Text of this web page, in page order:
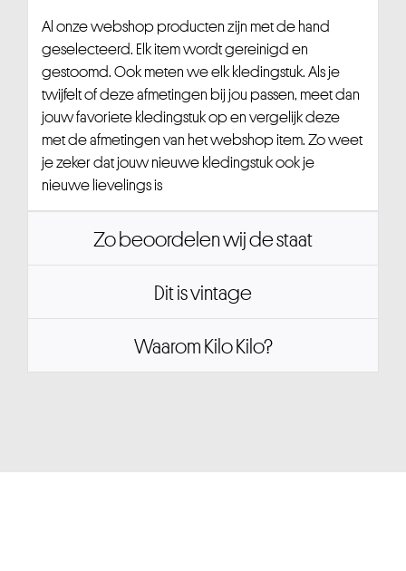
Al onze webshop producten zijn met de hand
geselecteerd. Elk item wordt gereinigd en
gestoomd. Ook meten we elk kledingstuk. Als je
twijfelt of deze afmetingen bij jou passen, meet dan
jouw favoriete kledingstuk op en vergelijk deze
met de afmetingen van het webshop item. Zo weet
je zeker dat jouw nieuwe kledingstuk ook je
nieuwe lievelings is
Zo beoordelen wij de staat
Dit is vintage
Waarom Kilo Kilo?